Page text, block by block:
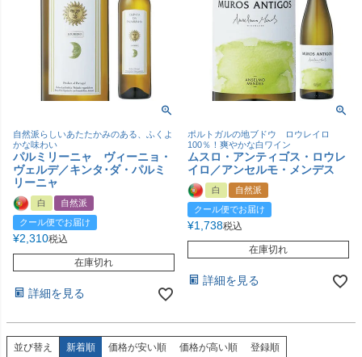
自然派らしいあたたかみのある、ふくよ
かな味わい
パルミリーニャ ヴィーニョ・
ヴェルデ／キンタ･ダ・パルミ
リーニャ
白
自然派
クール便でお届け
¥2,310税込
在庫切れ
詳細を見る
ポルトガルの地ブドウ ロウレイロ
100％！爽やかな白ワイン
ムスロ・アンティゴス・ロウレ
イロ／アンセルモ・メンデス
白
自然派
クール便でお届け
¥1,738税込
在庫切れ
詳細を見る
並び替え 新着順 価格が安い順 価格が高い順 登録順